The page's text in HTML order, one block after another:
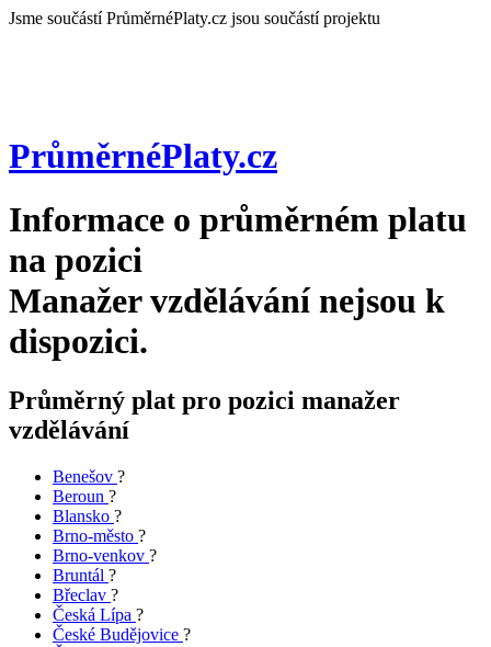
Jsme součástí PrůměrnéPlaty.cz jsou součástí projektu
PrůměrnéPlaty.cz
Informace o průměrném platu
na pozici
Manažer vzdělávánínejsou k
dispozici.
Průměrný plat pro pozici manažer
vzdělávání
Benešov ?
Beroun ?
Blansko ?
Brno-město ?
Brno-venkov ?
Bruntál ?
Břeclav ?
Česká Lípa ?
České Budějovice ?